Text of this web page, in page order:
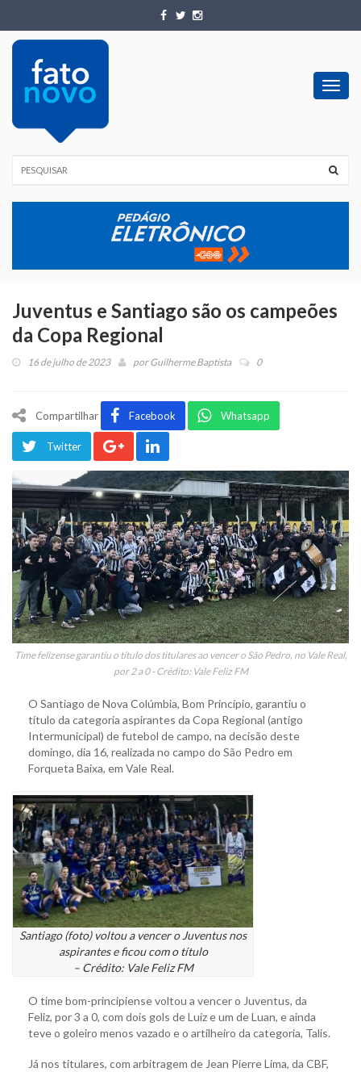
Juventus e Santiago são os campeões
da Copa Regional
16 de julho de 2023 porGuilherme Baptista 0
Compartilhar Facebook Whatsapp
Twitter
Time felizense garantiu o título dos titulares ao vencer o São Pedro, no Vale Real,
por 2 a 0 - Crédito: Vale Feliz FM
O Santiago de Nova Colúmbia, Bom Princípio, garantiu o
título da categoria aspirantes da Copa Regional (antigo
Intermunicipal) de futebol de campo, na decisão deste
domingo, dia 16, realizada no campo do São Pedro em
Forqueta Baixa, em Vale Real.
Santiago (foto) voltou a vencer o Juventus nos
aspirantes e ficou com o título
– Crédito: Vale Feliz FM
O time bom-principiense voltou a vencer o Juventus, da
Feliz, por 3 a 0, com dois gols de Luiz e um de Luan, e ainda
teve o goleiro menos vazado e o artilheiro da categoria, Talis.
Já nos titulares, com arbitragem de Jean Pierre Lima, da CBF,